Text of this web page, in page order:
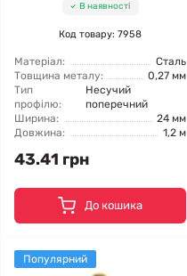
В наявності
Код товару: 7958
Матеріал:
Сталь
Товщина металу:
0,27 мм
Тип
профілю:
Несучий
поперечний
Ширина:
24 мм
Довжина:
1,2 м
43.41 грн
До кошика
Популярний